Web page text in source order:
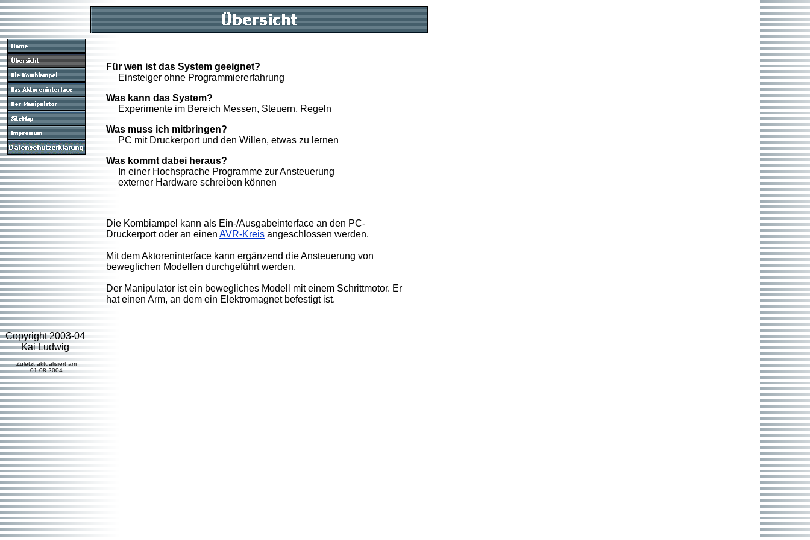
Copyright 2003-04
Kai Ludwig
Zuletzt aktualisiert am
01.08.2004
Für wen ist das System geeignet?
Einsteiger ohne Programmiererfahrung
Was kann das System?
Experimente im Bereich Messen, Steuern, Regeln
Was muss ich mitbringen?
PC mit Druckerport und den Willen, etwas zu lernen
Was kommt dabei heraus?
In einer Hochsprache Programme zur Ansteuerung
externer Hardware schreiben können
Die Kombiampel kann als Ein-/Ausgabeinterface an den PC-
Druckerport oder an einen AVR-Kreis angeschlossen werden.
Mit dem Aktoreninterface kann ergänzend die Ansteuerung von
beweglichen Modellen durchgeführt werden.
Der Manipulator ist ein bewegliches Modell mit einem Schrittmotor. Er
hat einen Arm, an dem ein Elektromagnet befestigt ist.